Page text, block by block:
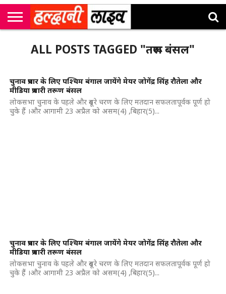
कॉर्नर
उत्तराखंड
मनोरंजन
सम्पादकीय
अलर्ट्सALL POSTS TAGGED "तरूण बंसल"
चुनाव प्रचार के लिए पश्चिम बंगाल जायेंगे मेयर जोगेंद्र सिंह रौतेला और
मीडिया प्रभारी तरूण बंसल
लोकसभा चुनाव के पहले और दूसरे चरण के लिए मतदान सफलतापूर्वक पूर्ण हो
चुके हैं ।और आगामी 23 अप्रैल को असम(4) ,बिहार(5)...
चुनाव प्रचार के लिए पश्चिम बंगाल जायेंगे मेयर जोगेंद्र सिंह रौतेला और
मीडिया प्रभारी तरूण बंसल
लोकसभा चुनाव के पहले और दूसरे चरण के लिए मतदान सफलतापूर्वक पूर्ण हो
चुके हैं ।और आगामी 23 अप्रैल को असम(4) ,बिहार(5)...